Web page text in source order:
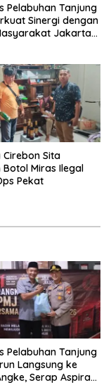
Pelabuhan Tanjung
Sinergi dengan
Jakarta
Cirebon Sita
Botol Miras Ilegal
Pekat
Pelabuhan Tanjung
Langsung ke
Serap Aspirasi